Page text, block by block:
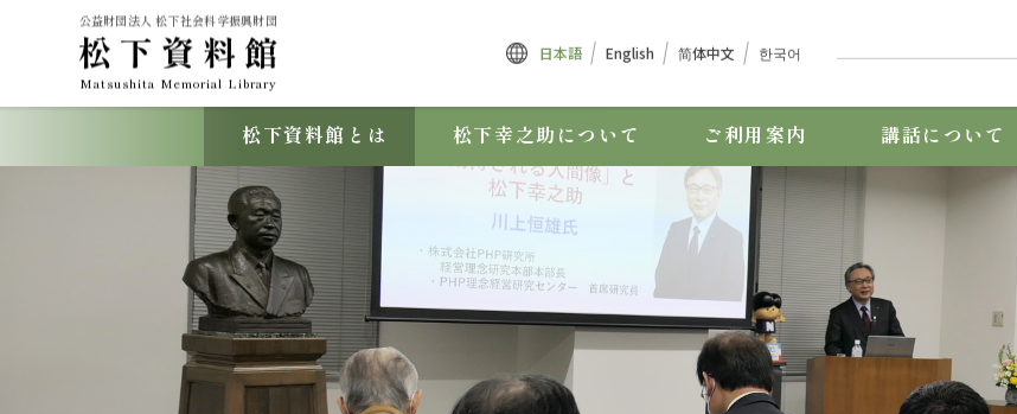
公益財団法人 松下社会科学振興財団
松下資料館
Matsushita Memorial Library
日本語 English 简体中⽂ 한국어
松下資料館とは 松下幸之助について ご利用案内 講話について